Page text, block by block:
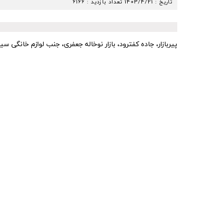
پیربازار، جاده کفترود، بازار نوخاله جعفری، جنب لوازم خانگی